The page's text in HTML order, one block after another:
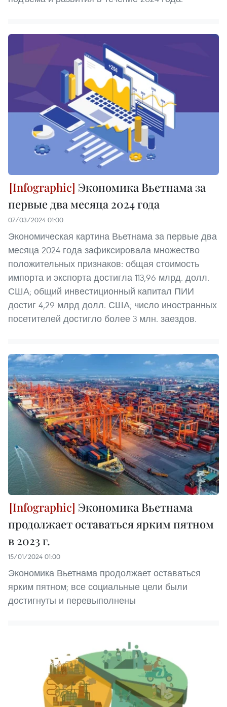
Экономика Вьетнама за
первые два месяца 2024 года
07/03/2024 01:00
Экономическая картина Вьетнама за первые два
месяца 2024 года зафиксировала множество
положительных признаков: общая стоимость
импорта и экспорта достигла 113,96 млрд. долл.
США; общий инвестиционный капитал ПИИ
достиг 4,29 млрд долл. США; число иностранных
посетителей достигло более 3 млн. заездов.
Экономика Вьетнама
продолжает оставаться ярким пятном
в 2023 г.
15/01/2024 01:00
Экономика Вьетнама продолжает оставаться
ярким пятном; все социальные цели были
достигнуты и перевыполнены